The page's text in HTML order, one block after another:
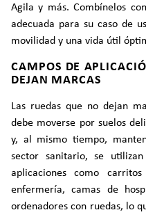
Agila y más. Combínelos
adecuada para su caso de
movilidad y una vida útil
CAMPOS DE
DEJAN MARCAS
Las ruedas que no dejan
debe moverse por suelos
y, al mismo tiempo,
sector sanitario, se
aplicaciones como
enfermería, camas de
ordenadores con ruedas, lo